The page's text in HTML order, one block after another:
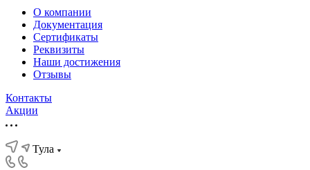
О компании
Документация
Сертификаты
Реквизиты
Наши достижения
Отзывы
Контакты
Акции
Тула